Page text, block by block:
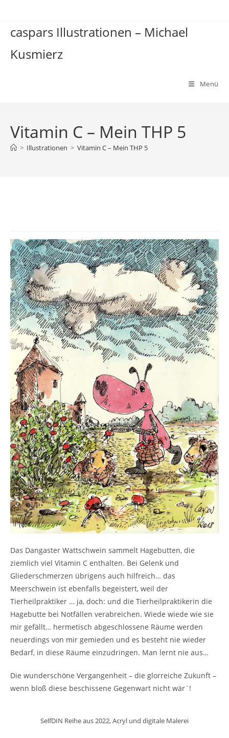
springen
caspars Illustrationen – Michael
Kusmierz
Menü
Vitamin C – Mein THP 5
> Illustrationen > Vitamin C – Mein THP 5
Das Dangaster Wattschwein sammelt Hagebutten, die
ziemlich viel Vitamin C enthalten. Bei Gelenk und
Gliederschmerzen übrigens auch hilfreich… das
Meerschwein ist ebenfalls begeistert, weil der
Tierheilpraktiker … ja, doch: und die Tierheilpraktikerin die
Hagebutte bei Notfällen verabreichen. Wiede wiede wie sie
mir gefällt… hermetisch abgeschlossene Räume werden
neuerdings von mir gemieden und es besteht nie wieder
Bedarf, in diese Räume einzudringen. Man lernt nie aus…
Die wunderschöne Vergangenheit – die glorreiche Zukunft –
wenn bloß diese beschissene Gegenwart nicht wär`!
SelfDIN Reihe aus 2022, Acryl und digitale Malerei